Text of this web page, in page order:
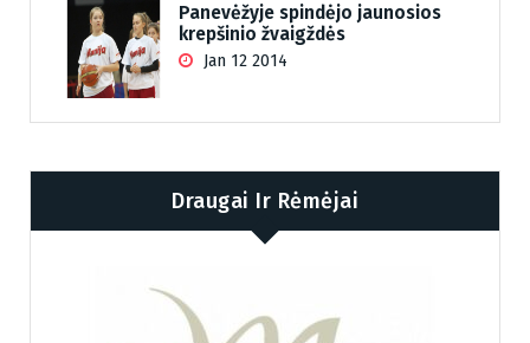
Panevėžyje spindėjo jaunosios
krepšinio žvaigždės
Jan 12 2014
Draugai Ir Rėmėjai